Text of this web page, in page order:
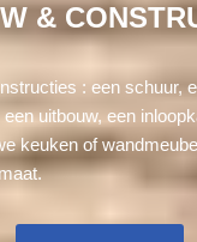
&
: een schuur,
uitbouw, een
keuken of